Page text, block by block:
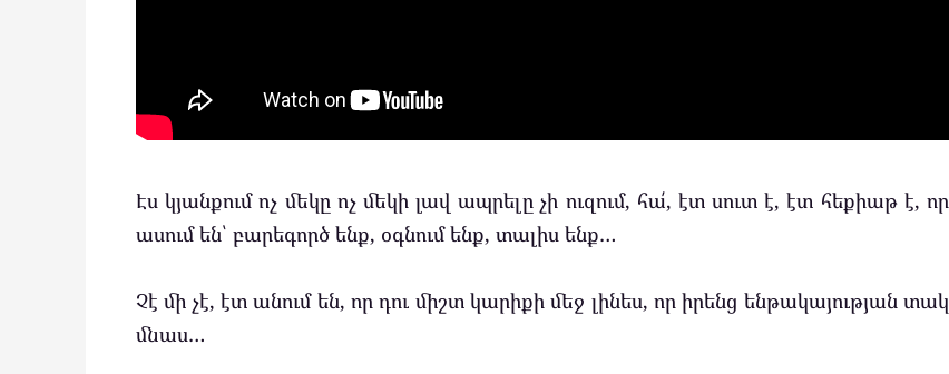
Էս կյանքում ոչ մեկը ոչ մեկի լավ ապրելը չի ուզում, հա՛, էտ սուտ է, էտ հեքիաթ է, որ
ասում են՝ բարեգործ ենք, օգնում ենք, տալիս ենք…
Չէ մի չէ, էտ անում են, որ դու միշտ կարիքի մեջ լինես, որ իրենց ենթակայության տակ
մնաս…